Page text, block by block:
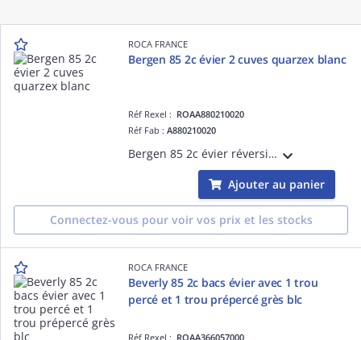
ROCA FRANCE
Bergen 85 2c évier 2 cuves quarzex blanc
Réf Rexel : ROAA880210020
Réf Fab :A880210020
Bergen 85 2c évier réversible 2 cuves, 2 trous prépercés pour la robinetterie quarzex blanc
Ajouter au panier
Connectez-vous pour voir vos prix et les stocks
ROCA FRANCE
Beverly 85 2c bacs évier avec 1 trou
percé et 1 trou prépercé grès blc
Réf Rexel : ROAA366057000